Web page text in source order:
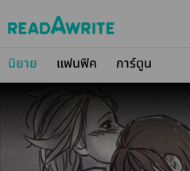
นิยาย แฟนฟิค การ์ตูน